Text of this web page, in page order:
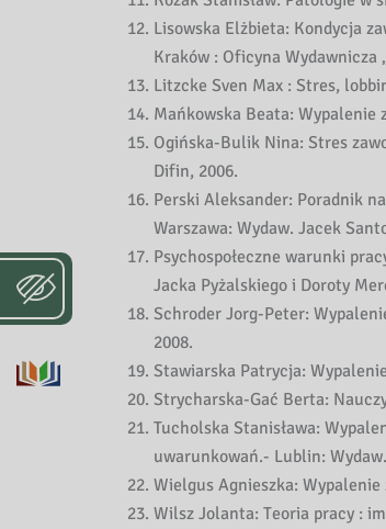
Lisowska Elżbieta: Kondycja
Kraków : Oficyna Wydawnicza
Litzcke Sven Max : Stres,
Mańkowska Beata: Wypalenie
Ogińska-Bulik Nina: Stres
Difin, 2006.
Perski Aleksander: Poradnik
Warszawa: Wydaw. Jacek
Psychospołeczne warunki
Jacka Pyżalskiego i Doroty
Schroder Jorg-Peter:
2008.
Stawiarska Patrycja:
Strycharska-Gać Berta:
Tucholska Stanisława:
uwarunkowań.- Lublin:
Wielgus Agnieszka:
Wilsz Jolanta: Teoria pracy :